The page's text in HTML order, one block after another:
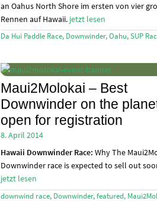
an Oahus North Shore im ersten von vier
Rennen auf Hawaii. jetzt lesen
Da Hui Paddle Race, Downwinder, Oahu, SUP
Maui2Molokai – Best
Downwinder on the
open for registration
8. April 2014
Hawaii Downwinder Race: Why The
Downwinder race is expected to sell out
jetzt lesen
downwind race, Downwinder, featured,